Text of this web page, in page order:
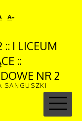
A+
:: I LICEUM
::
NR 2
SANGUSZKI